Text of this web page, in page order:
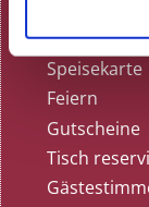
Gastronomie
Speisekarte
Feiern
Gutscheine
Tisch